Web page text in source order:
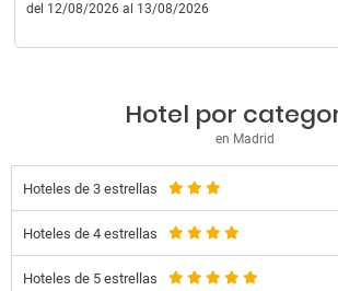
del 12/08/2026 al 13/08/2026
Hotel por
en Madrid
Hoteles de 3 estrellas
Hoteles de 4 estrellas
Hoteles de 5 estrellas